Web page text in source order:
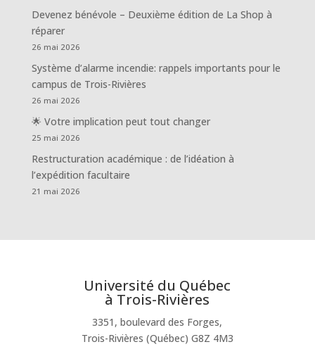
Devenez bénévole – Deuxième édition de La Shop à
réparer
26 mai 2026
Système d’alarme incendie: rappels importants pour le
campus de Trois-Rivières
26 mai 2026
🌟 Votre implication peut tout changer
25 mai 2026
Restructuration académique : de l’idéation à
l’expédition facultaire
21 mai 2026
Université du Québec
à Trois-Rivières
3351, boulevard des Forges,
Trois-Rivières (Québec) G8Z 4M3